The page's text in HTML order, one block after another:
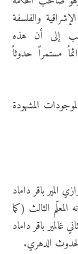
والفلسفة
ذهب إلى أن هذه
مستمراً حدوثاً
المشهودة
المير باقر داماد
الثالث (كما
غالمير باقر داماد
الدهري.